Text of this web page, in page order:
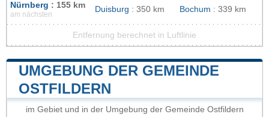
Nürnberg : 155 km
am nächsten
Duisburg : 350 km Bochum : 339 km
Entfernung berechnet in Luftlinie
UMGEBUNG DER GEMEINDE
OSTFILDERN
im Gebiet und in der Umgebung der Gemeinde Ostfildern